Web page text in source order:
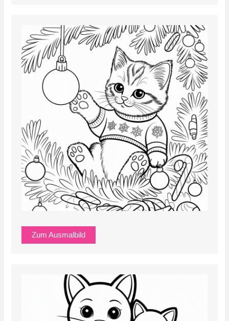
Zum Ausmalbild